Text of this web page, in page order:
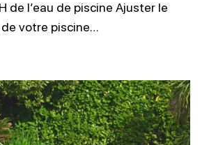
de l’eau de piscine Ajuster le
de votre piscine…